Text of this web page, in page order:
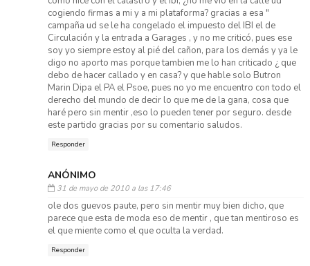
cogiendo firmas a mi y a mi plataforma? gracias a esa "
campaña ud se le ha congelado el impuesto del IBI el de
Circulación y la entrada a Garages , y no me criticó, pues ese
soy yo siempre estoy al pié del cañon, para los demás y ya le
digo no aporto mas porque tambien me lo han criticado ¿ que
debo de hacer callado y en casa? y que hable solo Butron
Marin Dipa el PA el Psoe, pues no yo me encuentro con todo el
derecho del mundo de decir lo que me de la gana, cosa que
haré pero sin mentir ,eso lo pueden tener por seguro. desde
este partido gracias por su comentario saludos.
Responder
ANÓNIMO
31 de mayo de 2010 a las 17:46
ole dos guevos paute, pero sin mentir muy bien dicho, que
parece que esta de moda eso de mentir , que tan mentiroso es
el que miente como el que oculta la verdad.
Responder